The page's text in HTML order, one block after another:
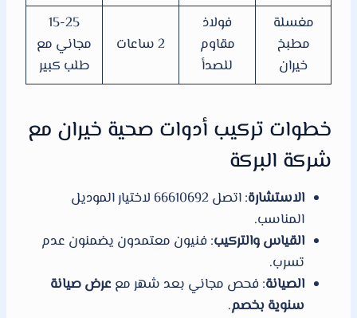
مغسلة
مطبخ
خيران
فولاذ
مقاوم
للصدأ
2 ساعات
15-25
مجاني مع
طلب كبير
خطوات تركيب أدوات صحية خيران مع
شركة البركة
الاستشارة
: اتصل 66610692 لاختيار الموديل
المناسب.
القياس والتركيب: فنيون معتمدون يضمنون عدم
تسرب.
الصيانة: فحص مجاني بعد شهر مععرض صيانة
سنوية بخصم.